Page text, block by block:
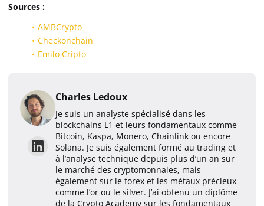
Sources :
AMBCrypto
Checkonchain
Emilo Cripto
Charles Ledoux
Je suis un analyste spécialisé dans les
blockchains L1 et leurs fondamentaux comme
Bitcoin, Kaspa, Monero, Chainlink ou encore
Solana. Je suis également formé au trading et
à l’analyse technique depuis plus d’un an sur
le marché des cryptomonnaies, mais
également sur le forex et les métaux précieux
comme l’or ou le silver. J’ai obtenu un diplôme
de la Crypto Academy sur les fondamentaux